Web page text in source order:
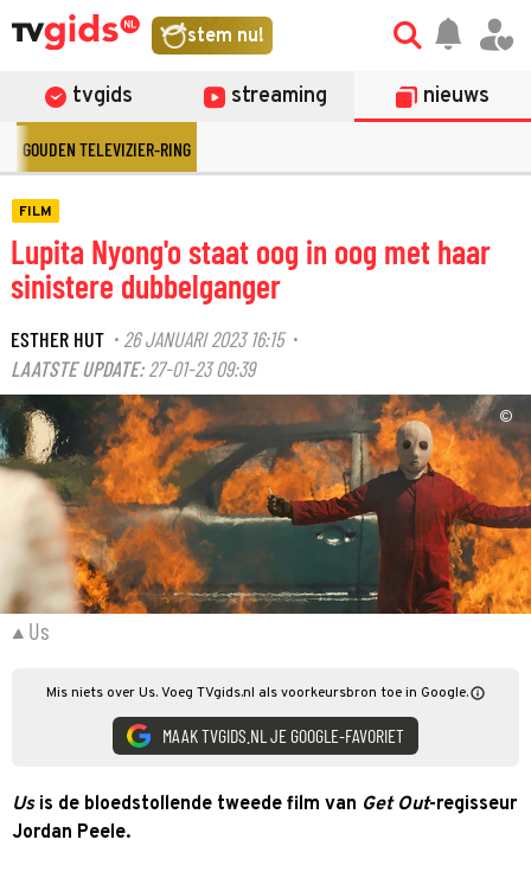
stem nu!
tvgids streaming nieuws
GOUDEN TELEVIZIER-RING
FILM
Lupita Nyong'o staat oog in oog met haar
sinistere dubbelganger
ESTHER HUT · 26 JANUARI 2023 16:15·
LAATSTE UPDATE: 27-01-23 09:39
©
Us
Mis niets over Us. Voeg TVgids.nl als voorkeursbron toe in Google.
MAAK TVGIDS.NL JE GOOGLE-FAVORIET
Us is de bloedstollende tweede film van Get Out-regisseur
Jordan Peele.